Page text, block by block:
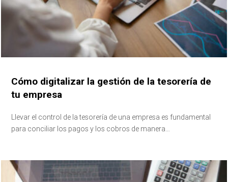
Cómo digitalizar la gestión de la tesorería de
tu empresa
Llevar el control de la tesorería de una empresa es fundamental
para conciliar los pagos y los cobros de manera…